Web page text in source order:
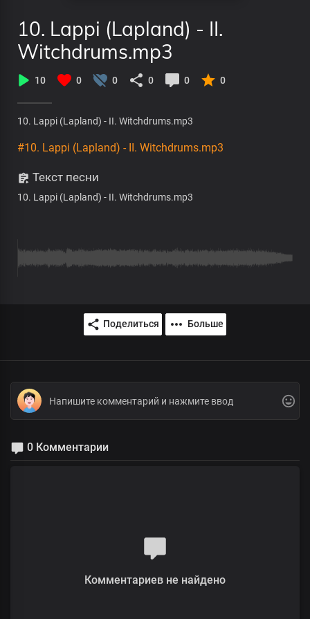
10. Lappi (Lapland) - II.
Witchdrums.mp3
10 0 0 0 0 0
10. Lappi (Lapland) - II. Witchdrums.mp3
#10. Lappi (Lapland) - II. Witchdrums.mp3
Текст песни
10. Lappi (Lapland) - II. Witchdrums.mp3
Поделиться Больше
0 Комментарии
Комментариев не найдено